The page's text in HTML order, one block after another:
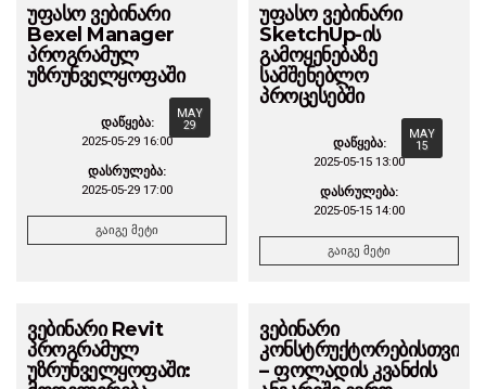
უფასო ვებინარი
Bexel Manager
პროგრამულ
უზრუნველყოფაში
MAY
29
დაწყება:
2025-05-29 16:00
დასრულება:
2025-05-29 17:00
გაიგე მეტი
უფასო ვებინარი
SketchUp-ის
გამოყენებაზე
სამშენებლო
პროცესებში
MAY
15
დაწყება:
2025-05-15 13:00
დასრულება:
2025-05-15 14:00
გაიგე მეტი
ვებინარი Revit
პროგრამულ
უზრუნველყოფაში:
ვებინარი
კონსტრუქტორებისთვის
– ფოლადის კვანძის